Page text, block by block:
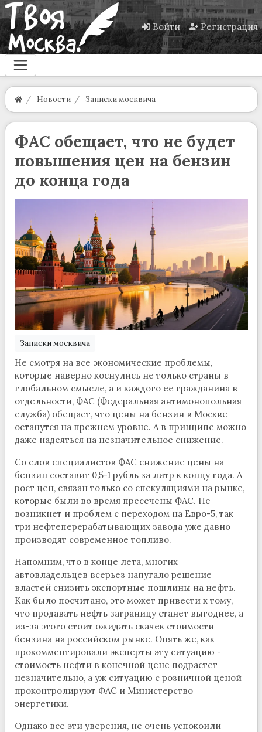
Войти Регистрация
Новости Записки москвича
ФАС обещает, что не будет
повышения цен на бензин
до конца года
Записки москвича
Не смотря на все экономические проблемы,
которые наверно коснулись не только страны в
глобальном смысле, а и каждого ее гражданина в
отдельности, ФАС (Федеральная антимонопольная
служба) обещает, что цены на бензин в Москве
останутся на прежнем уровне. А в принципе можно
даже надеяться на незначительное снижение.
Со слов специалистов ФАС снижение цены на
бензин составит 0,5-1 рубль за литр к концу года. А
рост цен, связан только со спекуляциями на рынке,
которые были во время пресечены ФАС. Не
возникнет и проблем с переходом на Евро-5, так
три нефтеперерабатывающих завода уже давно
производят современное топливо.
Напомним, что в конце лета, многих
автовладельцев всерьез напугало решение
властей снизить экспортные пошлины на нефть.
Как было посчитано, это может привести к тому,
что продавать нефть заграницу станет выгоднее, а
из-за этого стоит ожидать скачек стоимости
бензина на российском рынке. Опять же, как
прокомментировали эксперты эту ситуацию -
стоимость нефти в конечной цене подрастет
незначительно, а уж ситуацию с розничной ценой
проконтролируют ФАС и Министерство
энергетики.
Однако все эти уверения, не очень успокоили